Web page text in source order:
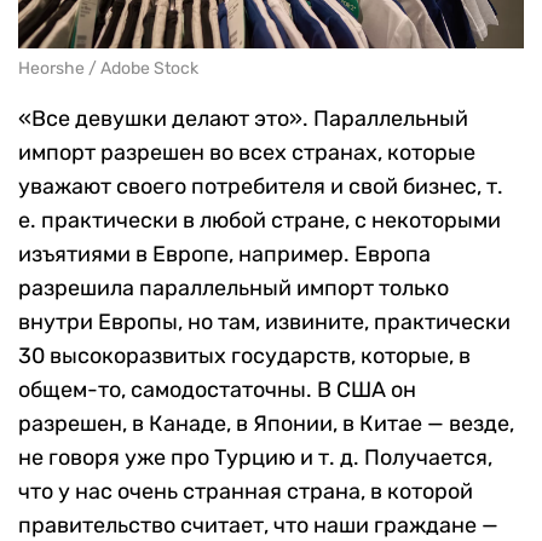
Heorshe / Adobe Stock
«Все девушки делают это». Параллельный
импорт разрешен во всех странах, которые
уважают своего потребителя и свой бизнес, т.
е. практически в любой стране, с некоторыми
изъятиями в Европе, например. Европа
разрешила параллельный импорт только
внутри Европы, но там, извините, практически
30 высокоразвитых государств, которые, в
общем-то, самодостаточны. В США он
разрешен, в Канаде, в Японии, в Китае — везде,
не говоря уже про Турцию и т. д. Получается,
что у нас очень странная страна, в которой
правительство считает, что наши граждане —